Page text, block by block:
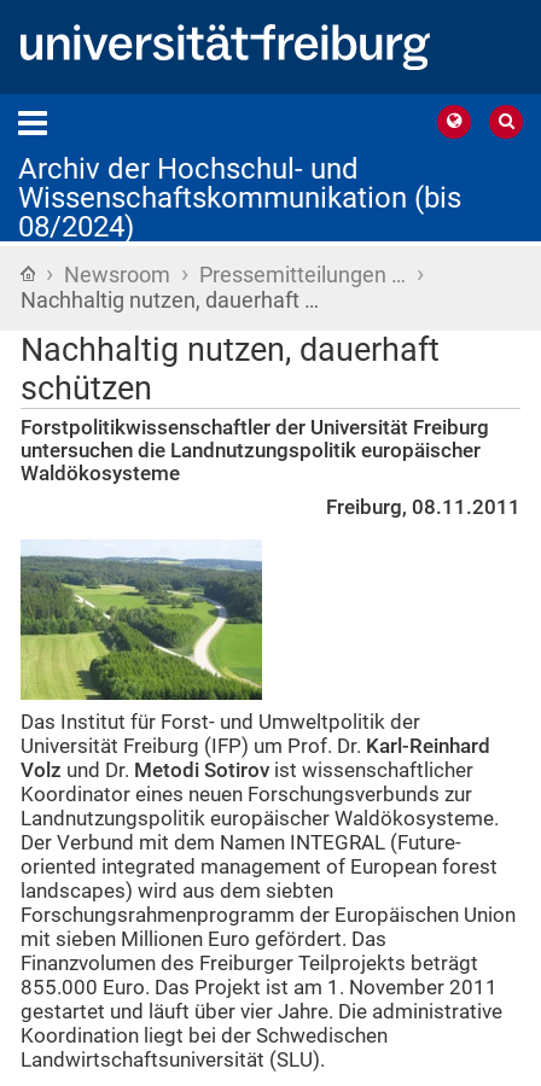
Archiv der Hochschul- und
Wissenschaftskommunikation (bis
08/2024)
Startseite
› Newsroom › Pressemitteilungen … ›
Nachhaltig nutzen, dauerhaft …
Nachhaltig nutzen, dauerhaft
schützen
Forstpolitikwissenschaftler der Universität Freiburg
untersuchen die Landnutzungspolitik europäischer
Waldökosysteme
Freiburg, 08.11.2011
Das Institut für Forst- und Umweltpolitik der
Universität Freiburg (IFP) um Prof. Dr. Karl-Reinhard
Volz und Dr. Metodi Sotirov ist wissenschaftlicher
Koordinator eines neuen Forschungsverbunds zur
Landnutzungspolitik europäischer Waldökosysteme.
Der Verbund mit dem Namen INTEGRAL (Future-
oriented integrated management of European forest
landscapes) wird aus dem siebten
Forschungsrahmenprogramm der Europäischen Union
mit sieben Millionen Euro gefördert. Das
Finanzvolumen des Freiburger Teilprojekts beträgt
855.000 Euro. Das Projekt ist am 1. November 2011
gestartet und läuft über vier Jahre. Die administrative
Koordination liegt bei der Schwedischen
Landwirtschaftsuniversität (SLU).